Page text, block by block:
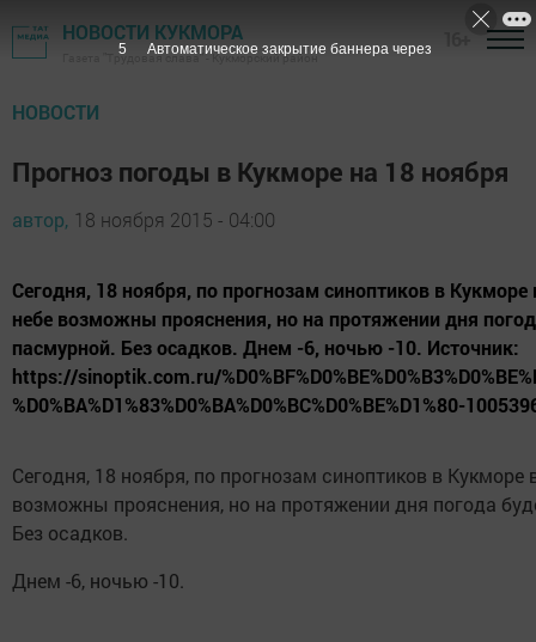
НОВОСТИ КУКМОРА
Газета "Трудовая слава" - Кукморский район
НОВОСТИ
Прогноз погоды в Кукморе на 18 ноября
автор, 18 ноября 2015 - 04:00
Сегодня, 18 ноября, по прогнозам синоптиков в Кукморе
небе возможны прояснения, но на протяжении дня
пасмурной. Без осадков. Днем -6, ночью -10. Источник:
https://sinoptik.com.ru/
%D0%BA%D1%83%D0%BA%D0%BC%D0%BE%D1%80-
Сегодня, 18 ноября, по прогнозам синоптиков в Кукморе
возможны прояснения, но на протяжении дня погода
Без осадков.
Днем -6, ночью -10.
4 Автоматическое закрытие баннера через